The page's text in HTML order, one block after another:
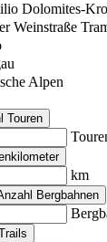
Dolomites-
Weinstraße
Alpen
Touren
km
Bergbahnen